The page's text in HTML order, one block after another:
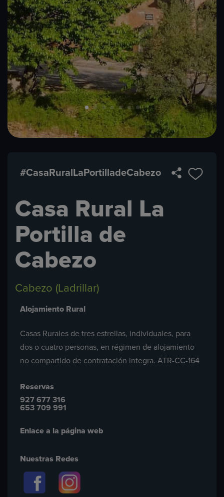
#CasaRuralLaPortilladeCabezo
Casa Rural La
Portilla de
Cabezo
Cabezo (Ladrillar)
Alojamiento Rural
Casas Rurales de tres estrellas, individuales, para
dos o cuatro personas, en régimen de alojamiento
no compartido de contratación integra. ATR-CC-164
Reservas
927 677 316
653 709 991
Enlace a la página web
Nuestras Redes